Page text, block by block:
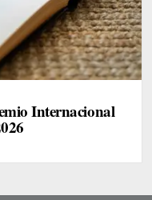
Internacional